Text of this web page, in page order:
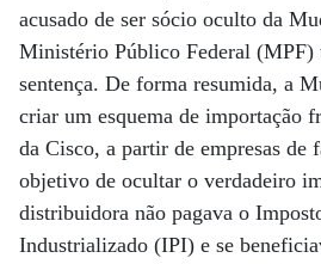
acusado de ser sócio oculto da
Ministério Público Federal (MPF)
sentença. De forma resumida, a
criar um esquema de importação
da Cisco, a partir de empresas de
objetivo de ocultar o verdadeiro
distribuidora não pagava o
Industrializado (IPI) e se